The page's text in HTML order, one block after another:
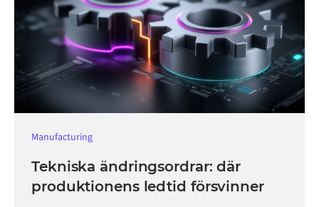
Manufacturing
Tekniska ändringsordrar: där
produktionens ledtid försvinner